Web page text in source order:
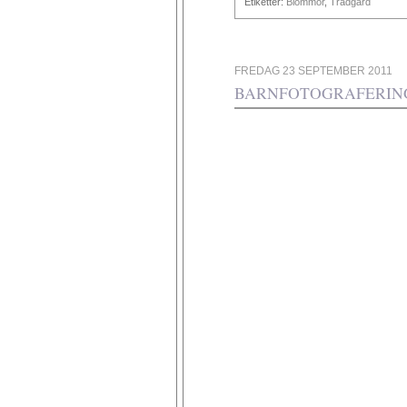
FREDAG 23 SEPTEMBER 2011